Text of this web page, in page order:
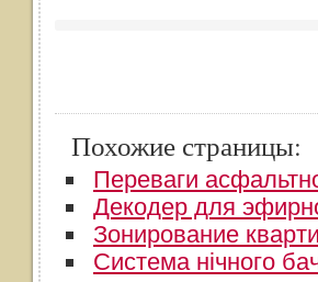
Похожие страницы:
Переваги
​Декодер для
Зонирование
Система нічного